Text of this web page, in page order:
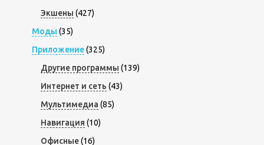
Экшены (427)
Моды (35)
Приложение(325)
Другие программы (139)
Интернет и сеть (43)
Мультимедиа (85)
Навигация (10)
Офисные(16)